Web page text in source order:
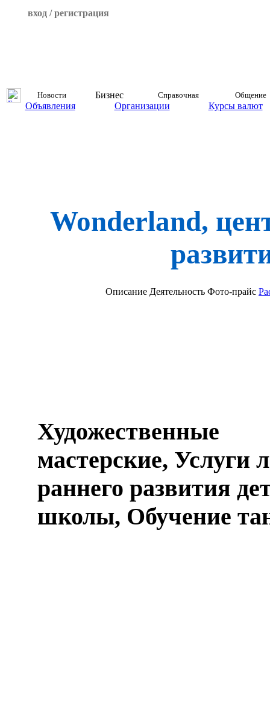
вход / регистрация
Новости Бизнес Справочная Общение
Объявления Организации Курсы валют
Wonderland,
Описание Деятельность Фото-прайс
Художественные
мастерские, Услуги
раннего развития
школы, Обучение